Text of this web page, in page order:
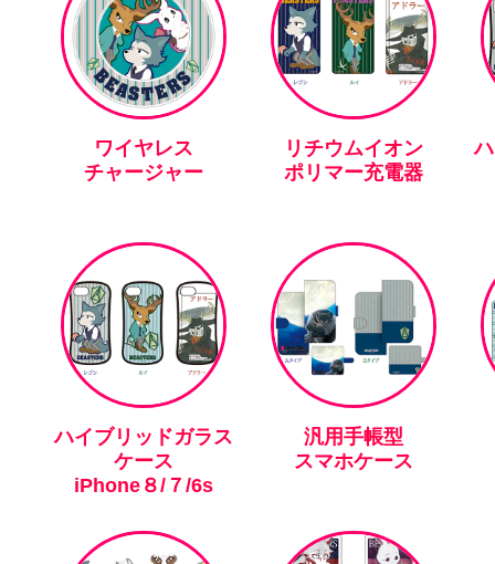
ワイヤレス
チャージャー
リチウムイオン
ポリマー充電器
ハイブリッドガラス
ケース
iPhone８/７/6s
汎用手帳型
スマホケース